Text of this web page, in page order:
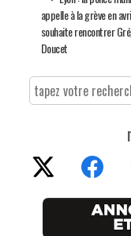
appelle à la grève en
souhaite rencontrer
Doucet